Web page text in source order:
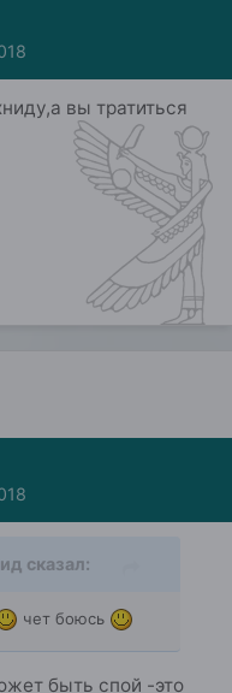
вы тратиться
сказал:
чет боюсь
быть спой -это